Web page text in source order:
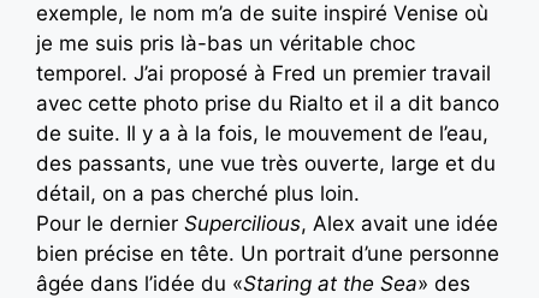
exemple, le nom m’a de suite inspiré Venise où
je me suis pris là-bas un véritable choc
temporel. J’ai proposé à Fred un premier travail
avec cette photo prise du Rialto et il a dit banco
de suite. Il y a à la fois, le mouvement de l’eau,
des passants, une vue très ouverte, large et du
détail, on a pas cherché plus loin.
Pour le dernier Supercilious, Alex avait une idée
bien précise en tête. Un portrait d’une personne
âgée dans l’idée du «Staring at the Sea» des